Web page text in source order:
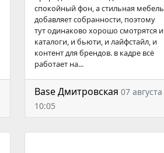
спокойный фон, а стильная мебель
добавляет собранности, поэтому
тут одинаково хорошо смотрятся и
каталоги, и бьюти, и лайфстайл, и
контент для брендов. в кадре всё
работает на...
Base Дмитровская 07 августа
10:05